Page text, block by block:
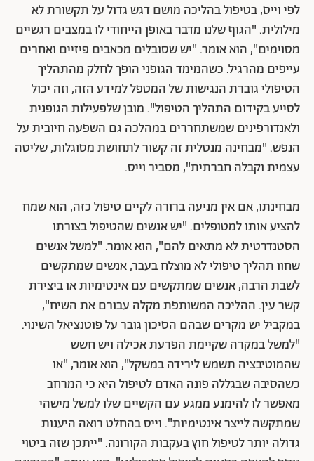
לפי וייס, בטיפול בהליכה מושם דגש גדול על תקשורת לא
מילולית. "הגוף שלנו מדבר באופן הייחודי לו במצבים רגשיים
מסוימים", הוא אומר. "יש שסובלים מכאבים פיזיים ואחרים
עייפים מהרגיל. כשהמימד הגופני הופך לחלק מהתהליך
הטיפולי גוברת הנגישות של המטפל למידע הזה, וזה יכול
לסייע בקידום התהליך הטיפול". מובן שלפעילות הגופנית
ולאנדורפינים שמשתחררים במהלכה גם השפעה חיובית על
הנפש. "מבחינה מנטלית זה קשור לתחושת מסוגלות, שליטה
עצמית וקבלה חברתית", מסביר וייס.
מבחינתו, אם אין מניעה ברורה לקיים טיפול כזה, הוא שמח
להציע אותו למטופלים. "יש אנשים שהטיפול בצורתו
הסטנדרטית לא מתאים להם", הוא אומר. "למשל אנשים
שחוו תהליך טיפולי לא מוצלח בעבר, אנשים שמתקשים
לשבת הרבה, אנשים שמתקשים עם אינטימיות או ביצירת
קשר עין. ההליכה המשותפת מקלה עבורם את השיח",
במקביל יש מקרים שבהם הסיכון גובר על פוטנציאל השינוי.
"למשל במקרה שקיימת הפרעת אכילה ויש חשש
שהמוטיבציה תשמש לירידה במשקל", הוא אומר, "או
כשהסיבה שבגללה פונה האדם לטיפול היא כי המרחב
מאפשר לו להימנע ממגע עם הקשיים שלו למשל מישהי
שמתקשה לייצר אינטימיות". וייס בהחלט רואה היענות
גדולה יותר לטיפול חוץ בעקבות הקורונה. "ייתכן שזה ביטוי